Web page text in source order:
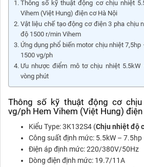
Thông số kỹ thuật động cơ chịu nhiệt
Vihem (Việt Hung) điện cơ Hà Nội
Vật liệu chế tạo động cơ điện 3 pha chịu
độ 1500 r/min Vihem
Ứng dụng phổ biến motor chịu nhiệt
1500 vg/ph
Ưu nhược điểm mô tơ chịu nhiệt
vòng phút
Thông số kỹ thuật động cơ
vg/ph Hem Vihem (Việt Hung)
Kiểu Type: 3K132S4 (Chịu nhiệt độ
Công suất định mức: 5.5kW – 7.5hp
Điện áp định mức: 220/380V/50Hz
Dòng điện định mức: 19.7/11A